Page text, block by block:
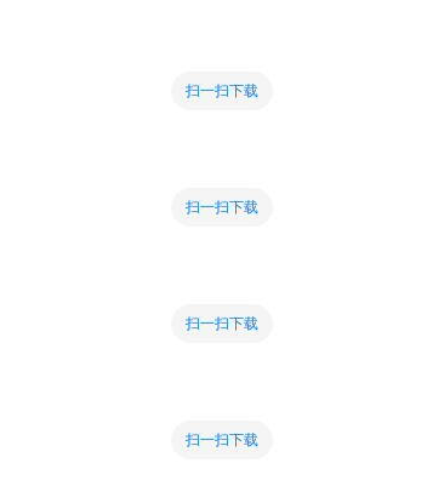
扫一扫下载
扫一扫下载
扫一扫下载
扫一扫下载